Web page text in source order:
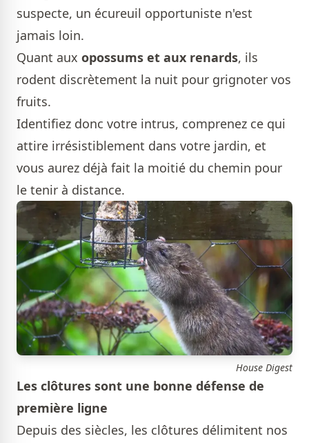
suspecte, un écureuil opportuniste n'est
jamais loin.
Quant aux opossums et aux renards, ils
rodent discrètement la nuit pour grignoter vos
fruits.
Identifiez donc votre intrus, comprenez ce qui
attire irrésistiblement dans votre jardin, et
vous aurez déjà fait la moitié du chemin pour
le tenir à distance.
House Digest
Les clôtures sont une bonne défense de
première ligne
Depuis des siècles, les clôtures délimitent nos